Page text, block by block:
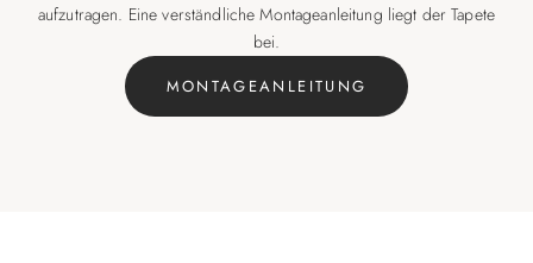
aufzutragen. Eine verständliche Montageanleitung liegt der Tapete
bei.
MONTAGEANLEITUNG